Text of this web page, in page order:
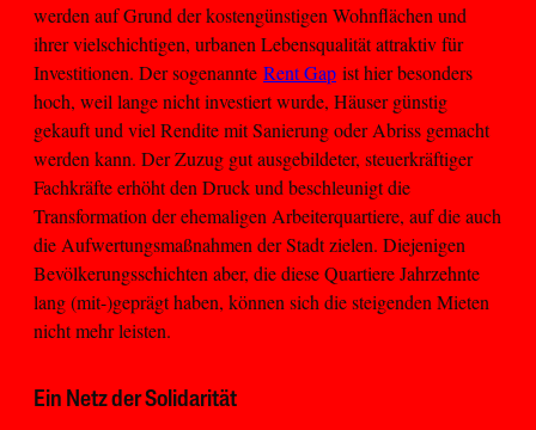
werden auf Grund der kostengünstigen Wohnflächen und
ihrer vielschichtigen, urbanen Lebensqualität attraktiv für
Investitionen. Der sogenannte Rent Gap ist hier besonders
hoch, weil lange nicht investiert wurde, Häuser günstig
gekauft und viel Rendite mit Sanierung oder Abriss gemacht
werden kann. Der Zuzug gut ausgebildeter, steuerkräftiger
Fachkräfte erhöht den Druck und beschleunigt die
Transformation der ehemaligen Arbeiterquartiere, auf die auch
die Aufwertungsmaßnahmen der Stadt zielen. Diejenigen
Bevölkerungsschichten aber, die diese Quartiere Jahrzehnte
lang (mit-)geprägt haben, können sich die steigenden Mieten
nicht mehr leisten.
Ein Netz der Solidarität